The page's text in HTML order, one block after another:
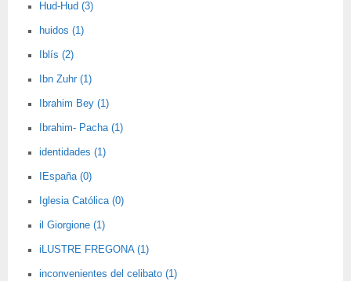
Hud-Hud (3)
huidos (1)
Iblís (2)
Ibn Zuhr (1)
Ibrahim Bey (1)
Ibrahim- Pacha (1)
identidades (1)
IEspaña (0)
Iglesia Católica (0)
il Giorgione (1)
iLUSTRE FREGONA (1)
inconvenientes del celibato (1)